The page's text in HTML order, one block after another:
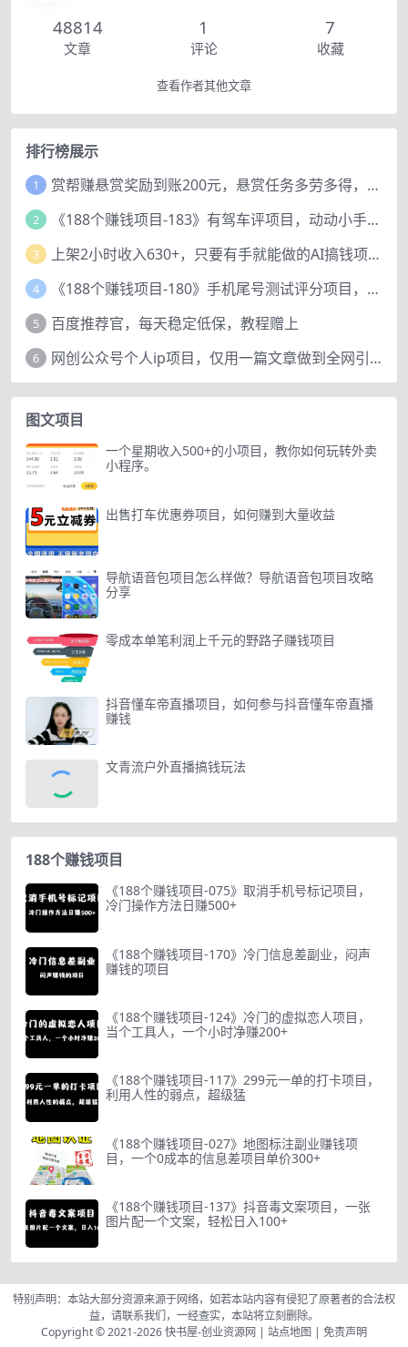
48814
文章
1
评论
7
收藏
查看作者其他文章
排行榜展示
1 赏帮赚悬赏奖励到账200元，悬赏任务多劳多得，人人可做。
2 《188个赚钱项目-183》有驾车评项目，动动小手，复制粘贴赚44元！
3 上架2小时收入630+，只要有手就能做的AI搞钱项目，奶奶看完都能学会!
4 《188个赚钱项目-180》手机尾号测试评分项目，短视频直播日赚200+
5 百度推荐官，每天稳定低保，教程赠上
6 网创公众号个人ip项目，仅用一篇文章做到全网引流！
图文项目
一个星期收入500+的小项目，教你如何玩转外卖
小程序。
出售打车优惠券项目，如何赚到大量收益
导航语音包项目怎么样做？导航语音包项目攻略
分享
零成本单笔利润上千元的野路子赚钱项目
抖音懂车帝直播项目，如何参与抖音懂车帝直播
赚钱
文青流户外直播搞钱玩法
188个赚钱项目
《188个赚钱项目-075》取消手机号标记项目，
冷门操作方法日赚500+
《188个赚钱项目-170》冷门信息差副业，闷声
赚钱的项目
《188个赚钱项目-124》冷门的虚拟恋人项目，
当个工具人，一个小时净赚200+
《188个赚钱项目-117》299元一单的打卡项目，
利用人性的弱点，超级猛
《188个赚钱项目-027》地图标注副业赚钱项
目，一个0成本的信息差项目单价300+
《188个赚钱项目-137》抖音毒文案项目，一张
图片配一个文案，轻松日入100+
特别声明：本站大部分资源来源于网络，如若本站内容有侵犯了原著者的合法权
益，请联系我们，一经查实，本站将立刻删除。
Copyright © 2021-2026快书屋-创业资源网 | 站点地图 | 免责声明